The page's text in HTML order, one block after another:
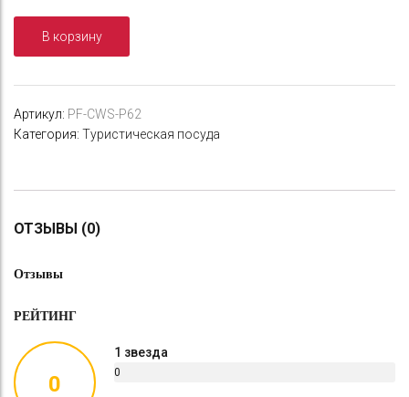
изотермическая
"СЛЕДОПЫТ",
складные
мл
В корзину
Артикул: PF-CWS-P62
Категория: Туристическая посуда
ОТЗЫВЫ (0)
Отзывы
РЕЙТИНГ
0
1 звезда
0